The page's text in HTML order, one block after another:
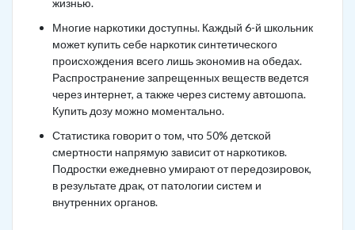
жизнью.
Многие наркотики доступны. Каждый 6-й школьник
может купить себе наркотик синтетического
происхождения всего лишь экономив на обедах.
Распространение запрещенных веществ ведется
через интернет, а также через систему автошопа.
Купить дозу можно моментально.
Статистика говорит о том, что 50% детской
смертности напрямую зависит от наркотиков.
Подростки ежедневно умирают от передозировок,
в результате драк, от патологии систем и
внутренних органов.